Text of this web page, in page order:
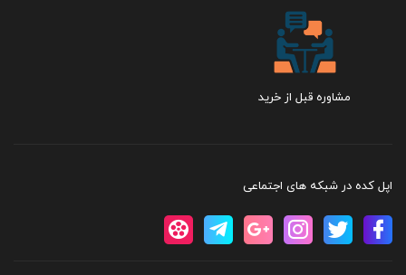
مشاوره قبل از خرید
اپل کده در شبکه های اجتماعی